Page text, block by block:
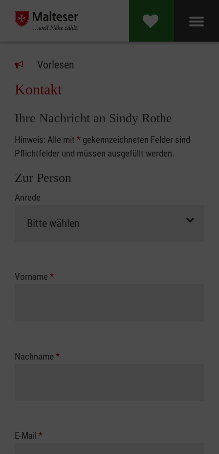
Vorlesen
Kontakt
Ihre Nachricht an Sindy Rothe
Hinweis: Alle mit * gekennzeichneten Felder sind
Pflichtfelder und müssen ausgefüllt werden.
Zur Person
Anrede
Vorname *
Nachname *
E-Mail *